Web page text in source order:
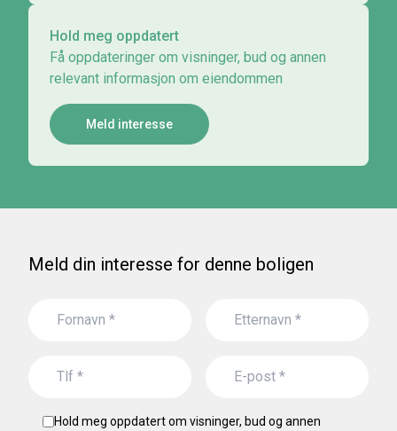
Hold meg oppdatert
Få oppdateringer om visninger, bud og annen
relevant informasjon om eiendommen
Meld interesse
Meld din interesse for denne boligen
Hold meg oppdatert om visninger, bud og annen